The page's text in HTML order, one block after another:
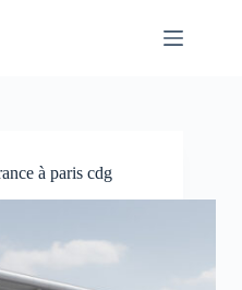
à paris cdg